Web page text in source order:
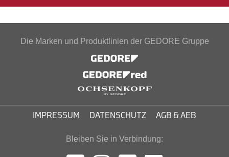
Die Marken und Produktlinien der GEDORE Gruppe
IMPRESSUM DATENSCHUTZ AGB & AEB
Bleiben Sie in Verbindung: